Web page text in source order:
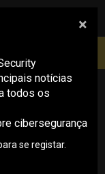
pesquisa
×
notícias
todos os
cibersegurança
se registar.